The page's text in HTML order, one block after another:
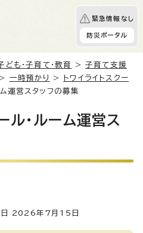
緊急情報なし
防災ポータル
ども・子育て・教育 >子育て支援
> 一時預かり >
トワイライトスクー
運営スタッフの募集
ル・ルーム運営ス
2026年7月15日